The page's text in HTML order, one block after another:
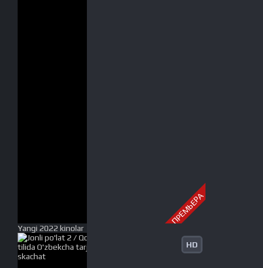
ПРЕМЬЕРА
Yangi 2022 kinolar
HD